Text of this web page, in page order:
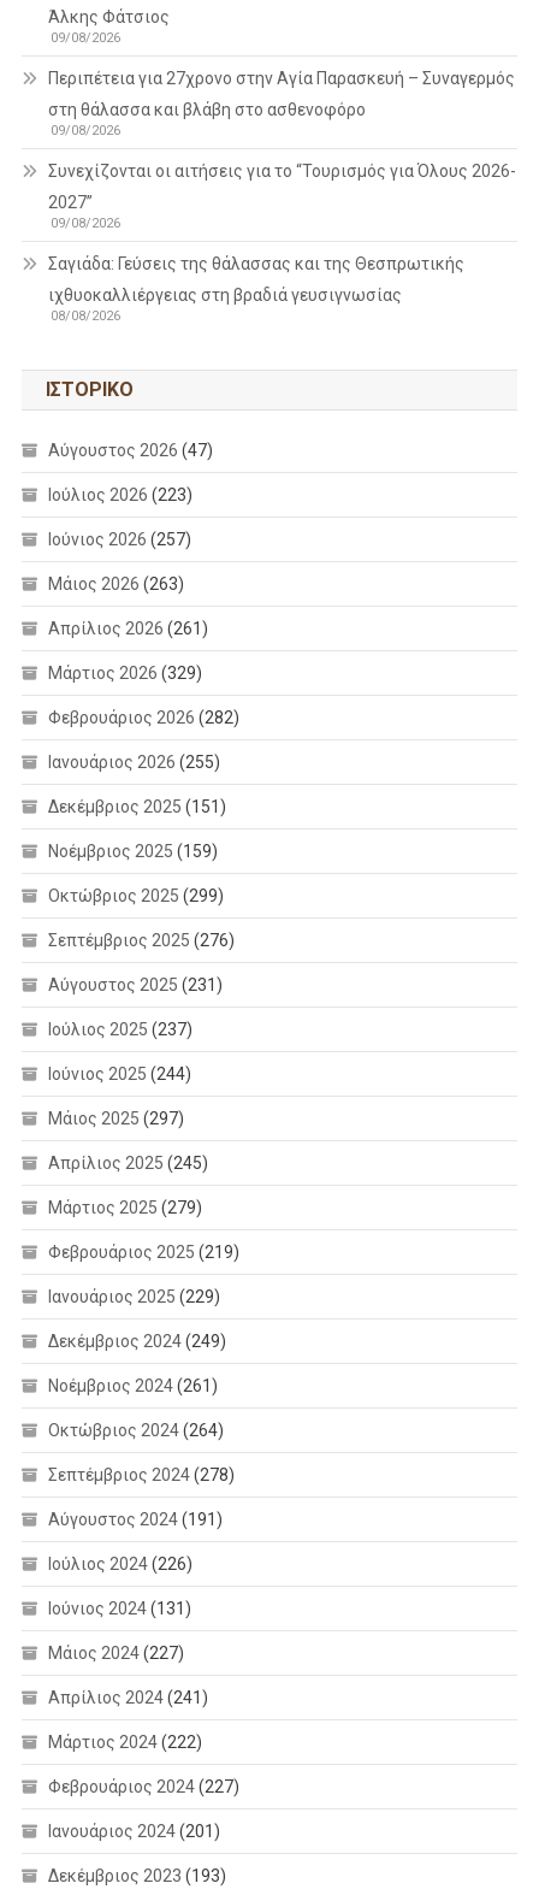
Άλκης Φάτσιος
09/08/2026
Περιπέτεια για 27χρονο στην Αγία Παρασκευή – Συναγερμός
στη θάλασσα και βλάβη στο ασθενοφόρο
09/08/2026
Συνεχίζονται οι αιτήσεις για το “Τουρισμός για Όλους 2026-
2027”
09/08/2026
Σαγιάδα: Γεύσεις της θάλασσας και της Θεσπρωτικής
ιχθυοκαλλιέργειας στη βραδιά γευσιγνωσίας
08/08/2026
ΙΣΤΟΡΙΚΌ
Αύγουστος 2026 (47)
Ιούλιος 2026 (223)
Ιούνιος 2026 (257)
Μάιος 2026 (263)
Απρίλιος 2026 (261)
Μάρτιος 2026 (329)
Φεβρουάριος 2026 (282)
Ιανουάριος 2026 (255)
Δεκέμβριος 2025 (151)
Νοέμβριος 2025 (159)
Οκτώβριος 2025 (299)
Σεπτέμβριος 2025 (276)
Αύγουστος 2025 (231)
Ιούλιος 2025 (237)
Ιούνιος 2025 (244)
Μάιος 2025 (297)
Απρίλιος 2025 (245)
Μάρτιος 2025 (279)
Φεβρουάριος 2025 (219)
Ιανουάριος 2025 (229)
Δεκέμβριος 2024(249)
Νοέμβριος 2024(261)
Οκτώβριος 2024(264)
Σεπτέμβριος 2024(278)
Αύγουστος 2024(191)
Ιούλιος 2024(226)
Ιούνιος 2024(131)
Μάιος 2024(227)
Απρίλιος 2024(241)
Μάρτιος 2024(222)
Φεβρουάριος 2024(227)
Ιανουάριος 2024(201)
Δεκέμβριος 2023 (193)